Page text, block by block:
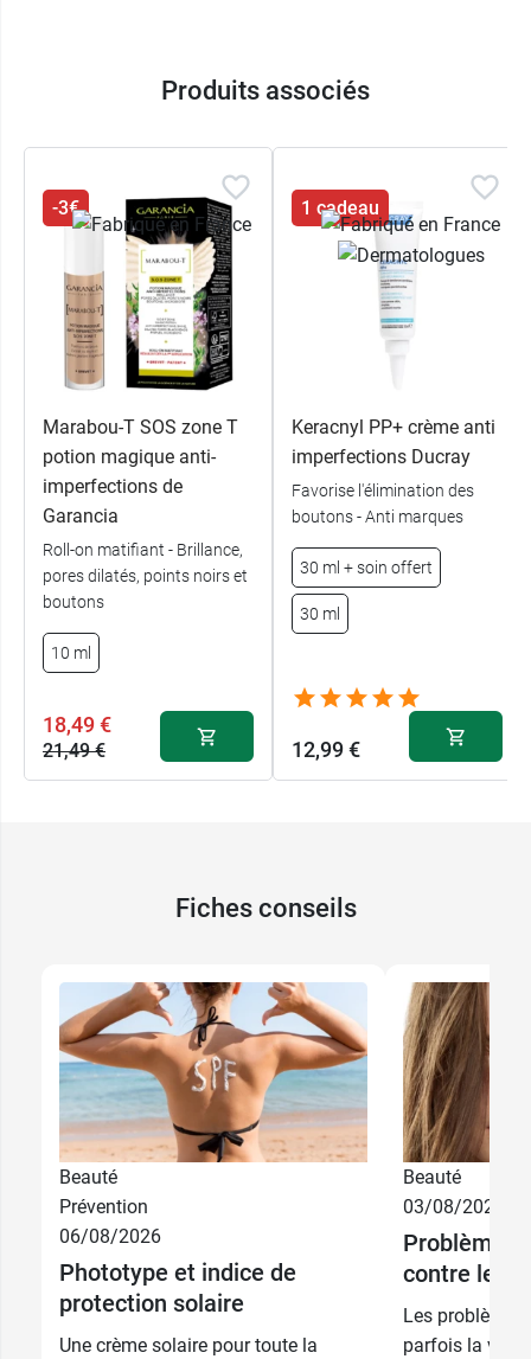
Produits associés
-3€
Marabou-T SOS zone T
potion magique anti-
imperfections de
Garancia
Roll-on matifiant - Brillance,
pores dilatés, points noirs et
boutons
10 ml
18,49 €
21,49 €
1 cadeau
Keracnyl PP+ crème anti
imperfections Ducray
Favorise l'élimination des
boutons - Anti marques
30 ml + soin offert
30 ml
12,99 €
offert
12,99 €
12,99 €
Fiches conseils
Beauté
Prévention
06/08/2026
Phototype et indice de
protection solaire
Une crème solaire pour toute la
Beauté
03/08/2026
Problèmes
contre les
Les
parfois la vie